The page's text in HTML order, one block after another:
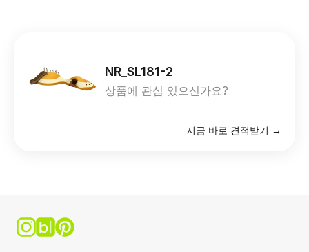
NR_SL181-2
상품에 관심 있으신가요?
지금 바로 견적받기 →